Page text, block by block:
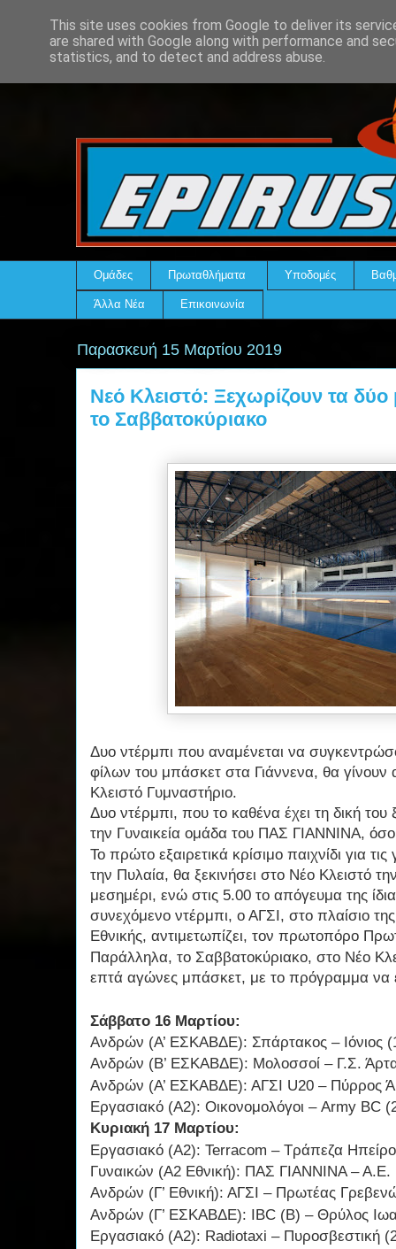
Ομάδες Πρωταθλήματα Υποδομές
Άλλα Νέα Επικοινωνία
Παρασκευή 15 Μαρτίου 2019
Νεό Κλειστό: Ξεχωρίζουν τα
το Σαββατοκύριακο
Δυο ντέρμπι που αναμένεται να
φίλων του μπάσκετ στα Γιάννενα, θα γίνουν
Κλειστό Γυμναστήριο.
Δυο ντέρμπι, που το καθένα έχει τη δική
την Γυναικεία ομάδα του ΠΑΣ ΓΙΑΝΝΙΝΑ, όσο
Το πρώτο εξαιρετικά κρίσιμο παιχνίδι για
την Πυλαία, θα ξεκινήσει στο Νέο Κλειστό
μεσημέρι, ενώ στις 5.00 το απόγευμα της
συνεχόμενο ντέρμπι, ο ΑΓΣΙ, στο πλαίσιο
Εθνικής, αντιμετωπίζει, τον πρωτοπόρο
Παράλληλα, το Σαββατοκύριακο, στο Νέο
επτά αγώνες μπάσκετ, με το πρόγραμμα να
Σάββατο 16 Μαρτίου:
Ανδρών (Α’ ΕΣΚΑΒΔΕ): Σπάρτακος – Ιόνιος
Ανδρών (Β’ ΕΣΚΑΒΔΕ): Μολοσσοί – Γ.Σ.
Ανδρών (Α’ ΕΣΚΑΒΔΕ): ΑΓΣΙ U20 – Πύρρος
Εργασιακό (Α2): Οικονομολόγοι – Army BC
Κυριακή 17 Μαρτίου:
Εργασιακό (Α2): Terracom – Τράπεζα
Γυναικών (Α2 Εθνική): ΠΑΣ ΓΙΑΝΝΙΝΑ – Α.Ε.
Ανδρών (Γ’ Εθνική): ΑΓΣΙ – Πρωτέας
Ανδρών (Γ’ ΕΣΚΑΒΔΕ): IBC (B) – Θρύλος
Εργασιακό (Α2): Radiotaxi – Πυροσβεστική
This site uses cookies from Google to deliver its
are shared with Google along with performance and
statistics, and to detect and address abuse.